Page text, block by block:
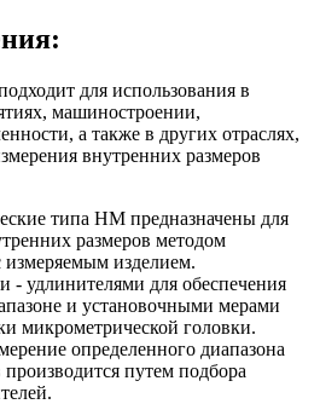
для использования в
машиностроении,
а также в других отраслях,
внутренних размеров
типа НМ предназначены для
размеров методом
измеряемым изделием.
- удлинителями для обеспечения
и установочными мерами
микрометрической головки.
определенного диапазона
путем подбора